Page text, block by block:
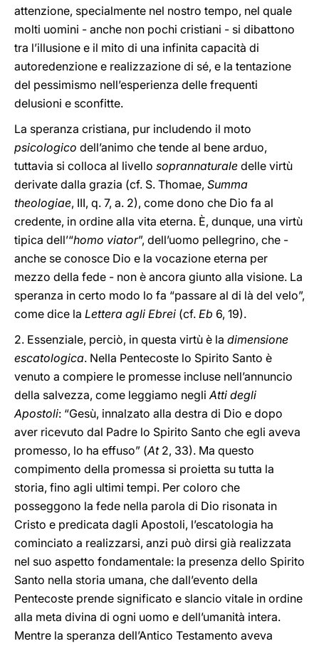
attenzione, specialmente nel nostro tempo, nel quale
molti uomini - anche non pochi cristiani - si dibattono
tra l’illusione e il mito di una infinita capacità di
autoredenzione e realizzazione di sé, e la tentazione
del pessimismo nell’esperienza delle frequenti
delusioni e sconfitte.
La speranza cristiana, pur includendo il moto
psicologico dell’animo che tende al bene arduo,
tuttavia si colloca al livello soprannaturale delle virtù
derivate dalla grazia (cf. S. Thomae, Summa
theologiae, III, q. 7, a. 2), come dono che Dio fa al
credente, in ordine alla vita eterna. È, dunque, una virtù
tipica dell’“homo viator”, dell’uomo pellegrino, che -
anche se conosce Dio e la vocazione eterna per
mezzo della fede - non è ancora giunto alla visione. La
speranza in certo modo lo fa “passare al di là del velo”,
come dice la Lettera agli Ebrei (cf. Eb 6, 19).
2. Essenziale, perciò, in questa virtù è la dimensione
escatologica. Nella Pentecoste lo Spirito Santo è
venuto a compiere le promesse incluse nell’annuncio
della salvezza, come leggiamo negliAtti degli
Apostoli: “Gesù, innalzato alla destra di Dio e dopo
aver ricevuto dal Padre lo Spirito Santo che egli aveva
promesso, lo ha effuso” (At2, 33). Ma questo
compimento della promessa si proietta su tutta la
storia, fino agli ultimi tempi. Per coloro che
posseggono la fede nella parola di Dio risonata in
Cristo e predicata dagli Apostoli, l’escatologia ha
cominciato a realizzarsi, anzi può dirsi già realizzata
nel suo aspetto fondamentale: la presenza dello Spirito
Santo nella storia umana, che dall’evento della
Pentecoste prende significato e slancio vitale in ordine
alla meta divina di ogni uomo e dell’umanità intera.
Mentre la speranza dell’Antico Testamento aveva